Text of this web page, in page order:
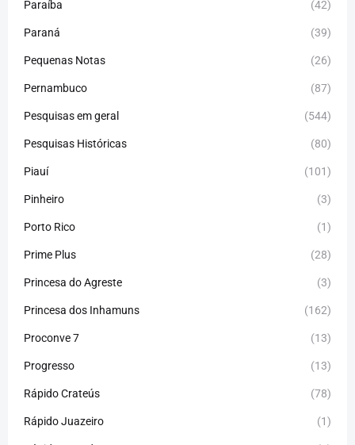
Paraíba (42)
Paraná (39)
Pequenas Notas (26)
Pernambuco (87)
Pesquisas em geral (544)
Pesquisas Históricas (80)
Piauí (101)
Pinheiro (3)
Porto Rico (1)
Prime Plus (28)
Princesa do Agreste (3)
Princesa dos Inhamuns (162)
Proconve 7 (13)
Progresso (13)
Rápido Crateús (78)
Rápido Juazeiro (1)